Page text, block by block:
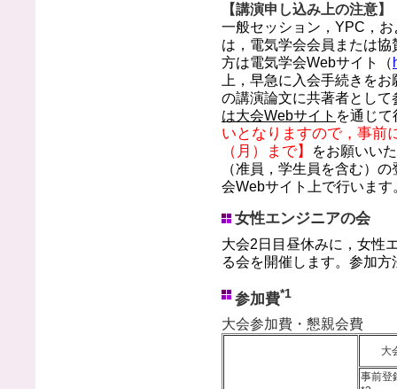
【講演申し込み上の注意】
一般セッション，YPC，
は，電気学会会員または
方は電気学会Webサイト（
上，早急に入会手続きを
の講演論文に共著者とし
は大会Webサイト を通じ
いとなりますので，事前
（月）まで】
をお願いい
（准員，学生員を含む）
会Webサイト上で行います
女性エンジニアの会
大会2日目昼休みに，女性
る会を開催します。参加
参加費*1
大会参加費・懇親会費
大
事前登